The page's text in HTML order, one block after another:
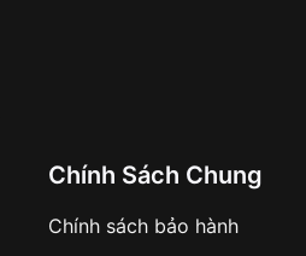
Chính Sách Chung
Chính sách bảo hành